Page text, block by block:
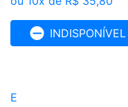
INDISPONÍVEL
E